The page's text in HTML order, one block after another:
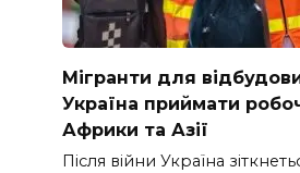
Мігранти для
Україна приймати
Африки та Азії
Після війни Україна